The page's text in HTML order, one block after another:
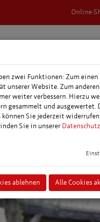
Online-
zwei Funktionen: Zum einen
Website. Zum
weiter verbessern. Hierzu
gesammelt und ausgewertet.
Sie jederzeit
Sie in unserer
ablehnen Alle Cookies